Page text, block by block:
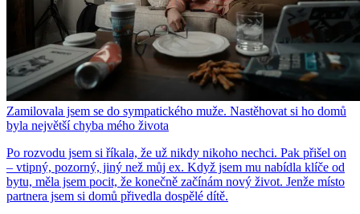
Zamilovala jsem se do sympatického muže. Nastěhovat si ho domů
byla největší chyba mého života
Po rozvodu jsem si říkala, že už nikdy nikoho nechci. Pak přišel on
– vtipný, pozorný, jiný než můj ex. Když jsem mu nabídla klíče od
bytu, měla jsem pocit, že konečně začínám nový život. Jenže místo
partnera jsem si domů přivedla dospělé dítě.